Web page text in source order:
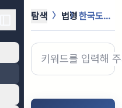
탐색 법령 한국도로교통공단법